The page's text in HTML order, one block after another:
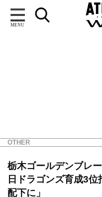
MENU
OTHER
栃木ゴールデンブレ
日ドラゴンズ育成3
配下に」